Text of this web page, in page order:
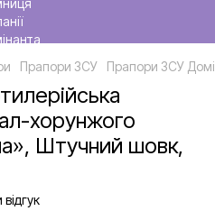
Прапори ЗСУ Прапори ЗСУ
хорунжого
Штучний шовк,